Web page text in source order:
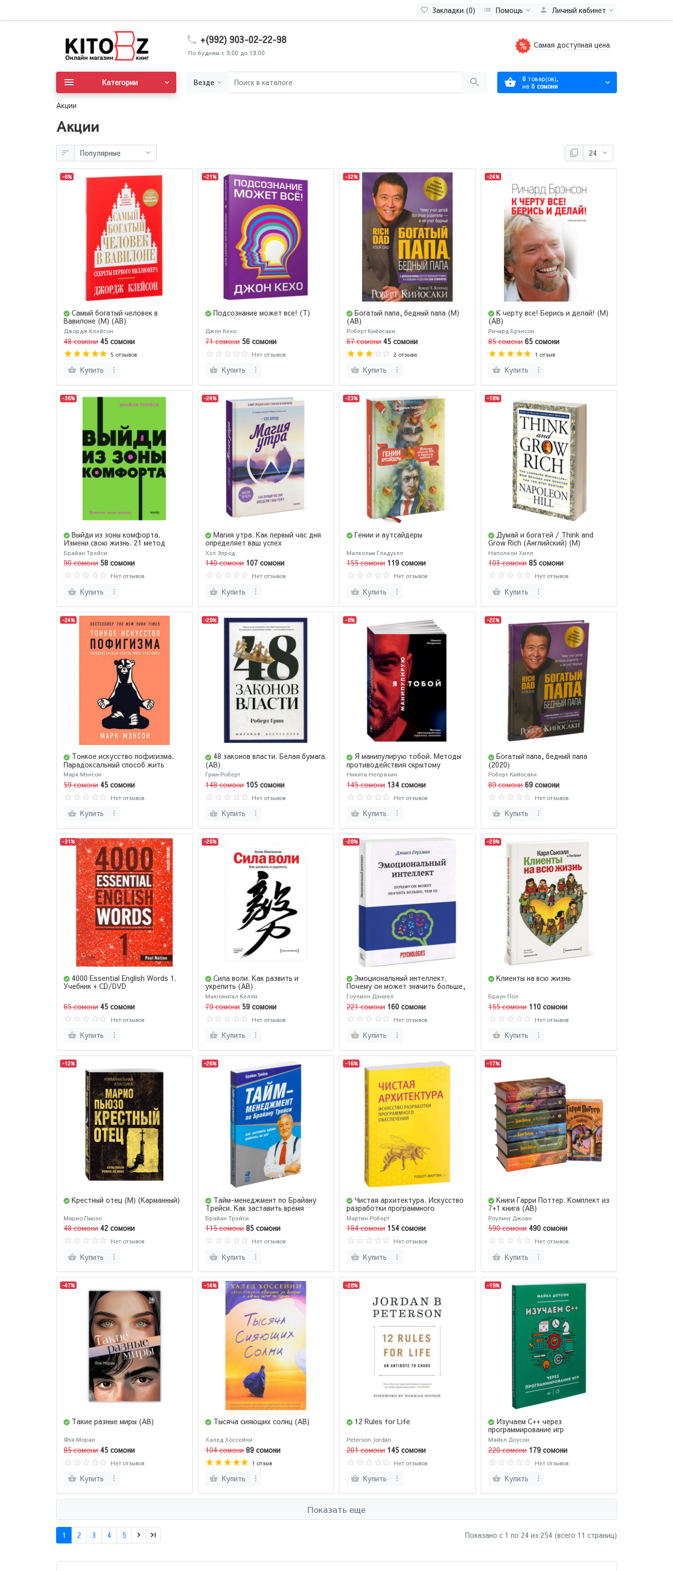
Закладки (0) Помощь Личный кабинет
+(992) 903-02-22-98
По будням с 9:00 до 19:00
Самая доступная цена
Везде 0 товар(ов),
на 0 сомони
Категории
Акции
Акции
-6%
Самый богатый человек в
Вавилоне (М) (AB)
Джордж Клейсон
48 сомони 45 сомони
5 отзывов
Купить
-21%
Подсознание может все! (Т)
Джон Кехо
71 сомони 56 сомони
Нет отзывов
Купить
-32%
Богатый папа, бедный папа (М)
(AB)
Роберт Кийосаки
67 сомони 45 сомони
2 отзыва
Купить
-24%
К черту все! Берись и делай! (М)
(AB)
Ричард Брэнсон
85 сомони 65 сомони
1 отзыв
Купить
-36%
Выйди из зоны комфорта.
Измени свою жизнь. 21 метод
повышения личной эффективности
(М)
Брайан Трейси
90 сомони 58 сомони
Нет отзывов
Купить
-24%
Магия утра. Как первый час дня
определяет ваш успех
Хэл Элрод
140 сомони 107 сомони
Нет отзывов
Купить
-23%
Гении и аутсайдеры
Малкольм Гладуэлл
155 сомони 119 сомони
Нет отзывов
Купить
-18%
Думай и богатей / Think and
Grow Rich (Английский) (М)
Наполеон Хилл
103 сомони 85 сомони
Нет отзывов
Купить
-24%
Тонкое искусство пофигизма.
Парадоксальный способ жить
счастливо (М) (AB)
Марк Мэнсон
59 сомони 45 сомони
Нет отзывов
Купить
-29%
48 законов власти. Белая бумага
(AB)
Грин Роберт
148 сомони 105 сомони
Нет отзывов
Купить
-8%
Я манипулирую тобой. Методы
противодействия скрытому
влиянию
Никита Непряхин
145 сомони 134 сомони
Нет отзывов
Купить
-22%
Богатый папа, бедный папа
(2020)
Роберт Кийосаки
89 сомони 69 сомони
Нет отзывов
Купить
-31%
4000 Essential English Words 1.
Учебник + CD/DVD
65 сомони 45 сомони
Нет отзывов
Купить
-26%
Сила воли. Как развить и
укрепить (AB)
Макгонигал Келли
79 сомони 59 сомони
Нет отзывов
Купить
-28%
Эмоциональный интеллект.
Почему он может значить больше,
чем IQ
Гоулмен Дэниел
221 сомони 160 сомони
Нет отзывов
Купить
-29%
Клиенты на всю жизнь
Браун Пол
155 сомони 110 сомони
Нет отзывов
Купить
-12%
Крестный отец (М) (Карманный)
Марио Пьюзо
48 сомони 42 сомони
Нет отзывов
Купить
-26%
Тайм-менеджмент по Брайану
Трейси. Как заставить время
работать на вас
Брайан Трейси
115 сомони 85 сомони
Нет отзывов
Купить
-16%
Чистая архитектура. Искусство
разработки программного
обеспечения
Мартин Роберт
184 сомони 154 сомони
Нет отзывов
Купить
-17%
Книги Гарри Поттер. Комплект из
7+1 книга (AB)
Роулинг Джоан
590 сомони 490 сомони
Нет отзывов
Купить
-47%
Такие разные миры (AB)
Фэя Моран
85 сомони 45 сомони
Нет отзывов
Купить
-14%
Тысяча сияющих солнц (AB)
Халед Хоссейни
104 сомони 89 сомони
1 отзыв
Купить
-28%
12 Rules for Life
Peterson Jordan
201 сомони 145 сомони
Нет отзывов
Купить
-19%
Изучаем C++ через
программирование игр
Майкл Доусон
220 сомони 179 сомони
Нет отзывов
Купить
Показать еще
Показано с 1 по 24 из 254 (всего 11 страниц)
1 2 3 4 5